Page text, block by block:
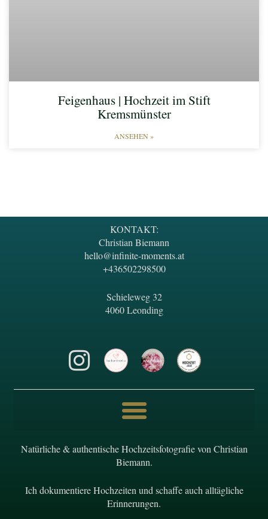
Feigenhaus | Hochzeit im Stift
Kremsmünster
ANSEHEN »
KONTAKT:
Christian Biemann
hello@infinite-moments.at
+436502298500
Schieleweg 32
4060 Leonding
Natürliche & authentische Hochzeitsfotografie von Christian
Biemann.
Ich dokumentiere Hochzeiten und schaffe auch alltägliche
Erinnerungen.